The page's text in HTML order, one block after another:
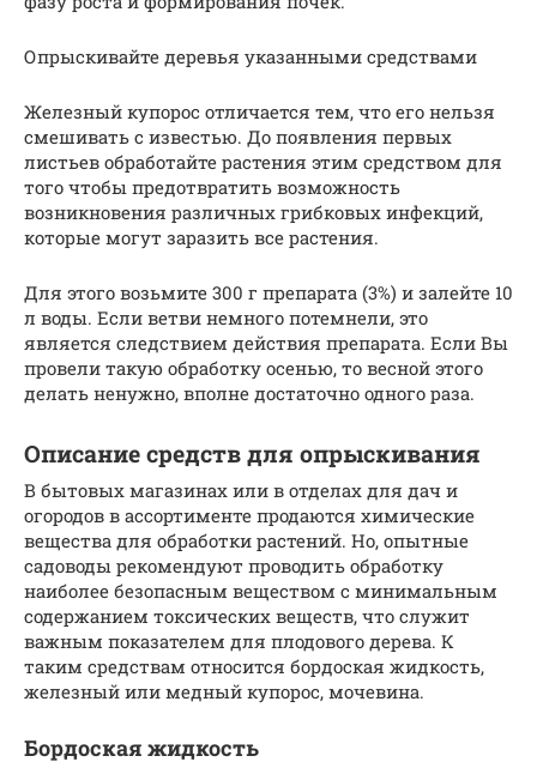
Опрыскивайте деревья указанными средствами
Железный купорос отличается тем, что его нельзя
смешивать с известью. До появления первых
листьев обработайте растения этим средством для
того чтобы предотвратить возможность
возникновения различных грибковых инфекций,
которые могут заразить все растения.
Для этого возьмите 300 г препарата (3%) и залейте 10
л воды. Если ветви немного потемнели, это
является следствием действия препарата. Если Вы
провели такую обработку осенью, то весной этого
делать ненужно, вполне достаточно одного раза.
Описание средств для опрыскивания
В бытовых магазинах или в отделах для дач и
огородов в ассортименте продаются химические
вещества для обработки растений. Но, опытные
садоводы рекомендуют проводить обработку
наиболее безопасным веществом с минимальным
содержанием токсических веществ, что служит
важным показателем для плодового дерева. К
таким средствам относится бордоская жидкость,
железный или медный купорос, мочевина.
Бордоская жидкость